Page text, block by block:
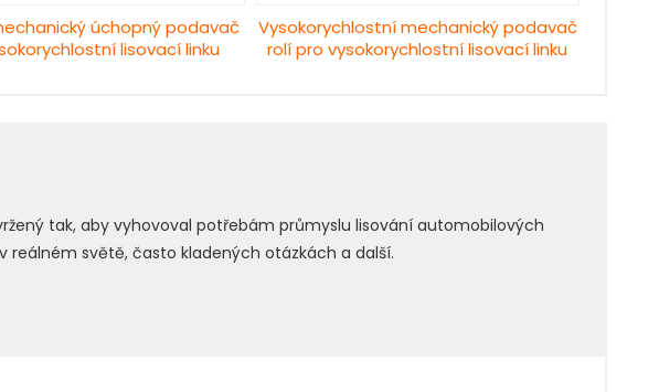
úchopný podavač
lisovací linku
Vysokorychlostní mechanický podavač
rolí pro vysokorychlostní lisovací linku
tak, aby vyhovoval potřebám průmyslu lisování automobilových
světě, často kladených otázkách a další.